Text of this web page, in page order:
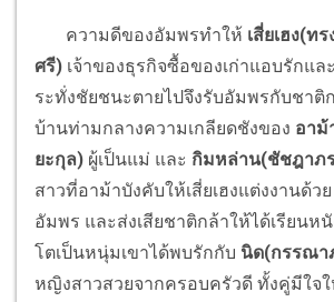
ความดีของอัมพรทำให้ เสี่ยเฮง(ท
ศรี) เจ้าของธุรกิจซื้อของเก่าแอบรักแล
ระทั่งชัยชนะตายไปจึงรับอัมพรกับชาติ
บ้านท่ามกลางความเกลียดชังของ อาม้
ยะกุล) ผู้เป็นแม่ และ กิมหล่าน(ชัชฎาภ
สาวที่อาม้าบังคับให้เสี่ยเฮงแต่งงานด้ว
อัมพร และส่งเสียชาติกล้าให้ได้เรียนห
โตเป็นหนุ่มเขาได้พบรักกับ นิด(กรรณา
หญิงสาวสวยจากครอบครัวดี ทั้งคู่มีใจ